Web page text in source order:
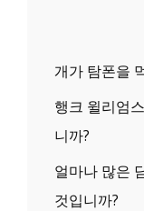
개가 탐폰을
행크 윌리엄
니까?
얼마나 많은
것입니까?